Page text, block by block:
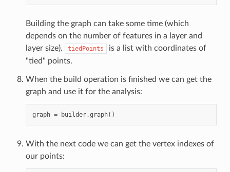
Building the graph can take some time (which
depends on the number of features in a layer and
layer size).
tiedPoints
is a list with coordinates of
"tied" points.
When the build operation is finished we can get the
graph and use it for the analysis:
graph = builder.graph()
With the next code we can get the vertex indexes of
our points: